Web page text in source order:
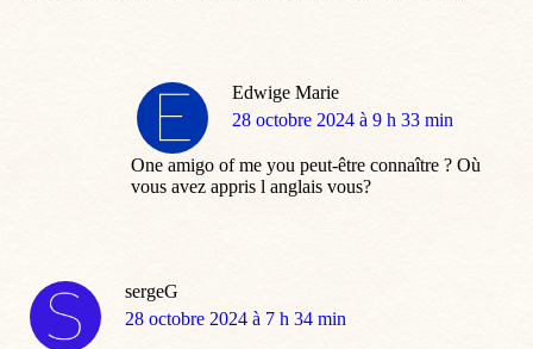
Edwige Marie
dit
28 octobre 2024 à 9 h 33 min
One amigo of me you peut-être connaître ? Où
vous avez appris l anglais vous?
sergeG
dit
28 octobre 2024 à 7 h 34 min